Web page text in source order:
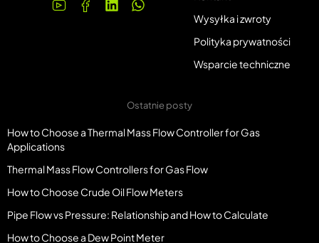
Wysyłka i zwroty
Polityka prywatności
Wsparcie techniczne
Ostatnie posty
How to Choose a Thermal Mass Flow Controller for Gas
Applications
Thermal Mass Flow Controllers for Gas Flow
How to Choose Crude Oil Flow Meters
Pipe Flow vs Pressure: Relationship and How to Calculate
How to Choose a Dew Point Meter